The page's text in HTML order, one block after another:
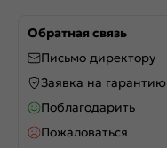
Обратная связь
Письмо директору
Заявка на гарантию
Поблагодарить
Пожаловаться